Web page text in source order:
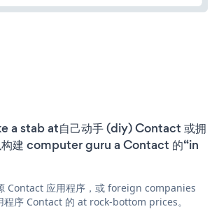
a stab at自己动手 (diy) Contact 或拥
构建 computer guru a Contact 的“in
Contact 应用程序，或 foreign companies
序 Contact 的 at rock-bottom prices。